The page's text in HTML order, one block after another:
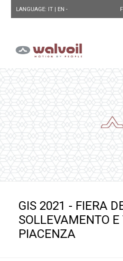
LANGUAGE: IT | EN-
GIS 2021 - FIERA
SOLLEVAMENTO E
PIACENZA